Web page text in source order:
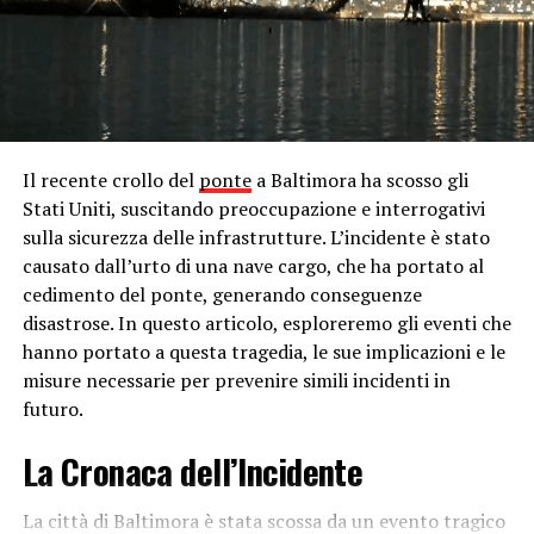
verificato un alterco tra Juan Jesus e Francesco Acerbi,
che ha attirato l’attenzione degli spettatori e dei media.
In seguito alla partita, sono emerse voci secondo cui
Acerbi avrebbe rivolto insulti razzisti a Juan Jesus
durante l’incontro. Queste accuse hanno
immediatamente scatenato una forte reazione da parte
dell’opinione pubblica e dei dirigenti sportivi, che hanno
chiesto un’indagine approfondita sull’incidente.
Le autorità competenti hanno avviato un’indagine
immediata per fare chiarezza sulla situazione. Sono stati
interpellati arbitri, giocatori e testimoni oculari
presenti durante la partita al fine di raccogliere prove e
testimonianze utili per stabilire la verità. Tuttavia,
elemento che confermasse le accuse di comportamento
razzista da parte di Acerbi. Le testimonianze raccolte
non hanno fornito alcun riscontro sostanziale alle
Il recente crollo del pontea Baltimora ha scosso gli
Stati Uniti, suscitando preoccupazione e interrogativi
sulla sicurezza delle infrastrutture. L’incidente è stato
causato dall’urto di una nave cargo, che ha portato al
cedimento del ponte, generando conseguenze
disastrose. In questo articolo, esploreremo gli eventi che
hanno portato a questa tragedia, le sue implicazioni e le
misure necessarie per prevenire simili incidenti in
futuro.
La Cronaca dell’Incidente
La città di Baltimora è stata scossa da un evento tragico